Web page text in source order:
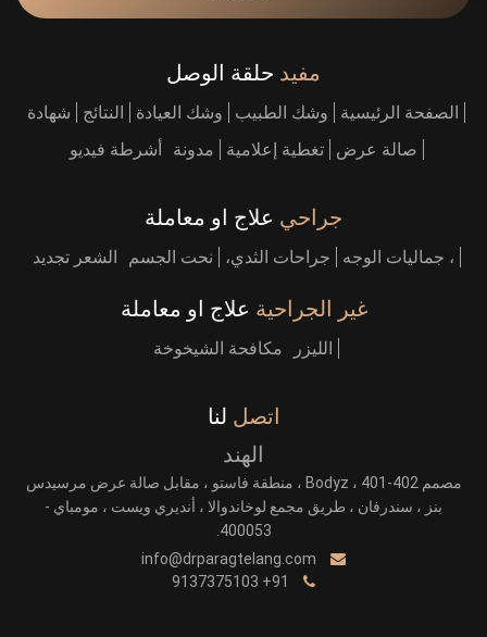
مفيد حلقة الوصل
الصفحة الرئيسية وشك الطبيب وشك العيادة النتائج
شهادة
صالة عرض
تغطية إعلامية مدونة أشرطة فيديو
جراحي علاج او معاملة
، جماليات الوجه جراحات الثدي، نحت الجسم الشعر تجديد
غير الجراحية علاج او معاملة
الليزر مكافحة الشيخوخة
اتصل لنا
الهند
مصمم Bodyz ، 401-402 ، منطقة فاستو ، مقابل صالة عرض مرسيدس
بنز ، سندرفان ، طريق مجمع لوخاندوالا ، أنديري ويست ، مومباي -
400053.